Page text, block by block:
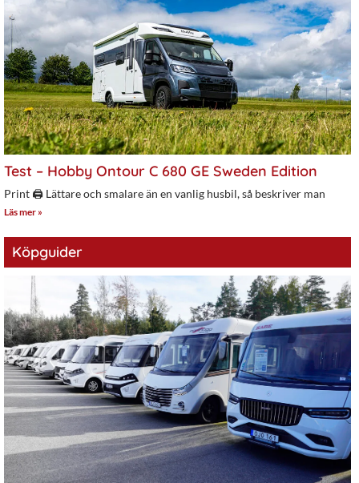
Test – Hobby Ontour C 680 GE Sweden Edition
Print 🖨 Lättare och smalare än en vanlig husbil, så beskriver man
Läs mer »
Köpguider